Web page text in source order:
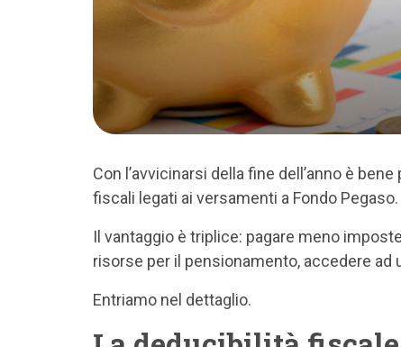
Con l’avvicinarsi della fine dell’anno è
fiscali legati ai versamenti a Fondo Pegaso.
Il vantaggio è triplice: pagare meno
risorse per il pensionamento, accedere ad
Entriamo nel dettaglio.